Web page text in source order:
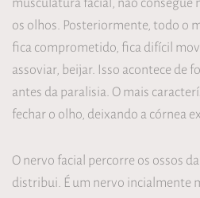
os olhos. Posteriormente, todo o
fica comprometido, fica difícil
assoviar, beijar. Isso acontece de
antes da paralisia. O mais
fechar o olho, deixando a córnea
O nervo facial percorre os ossos
distribui. É um nervo incialmente